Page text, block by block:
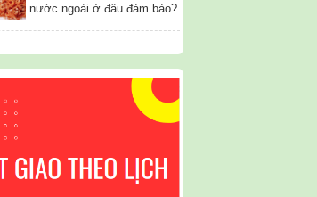
nước ngoài ở đâu đảm bảo?